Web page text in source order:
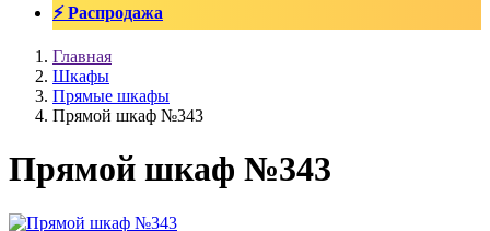
⚡ Распродажа
Главная
Шкафы
Прямые шкафы
Прямой шкаф №343
Прямой шкаф №343